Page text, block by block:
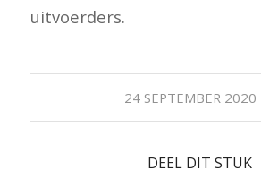
uitvoerders.
24 SEPTEMBER 2020
/
DEEL DIT STUK